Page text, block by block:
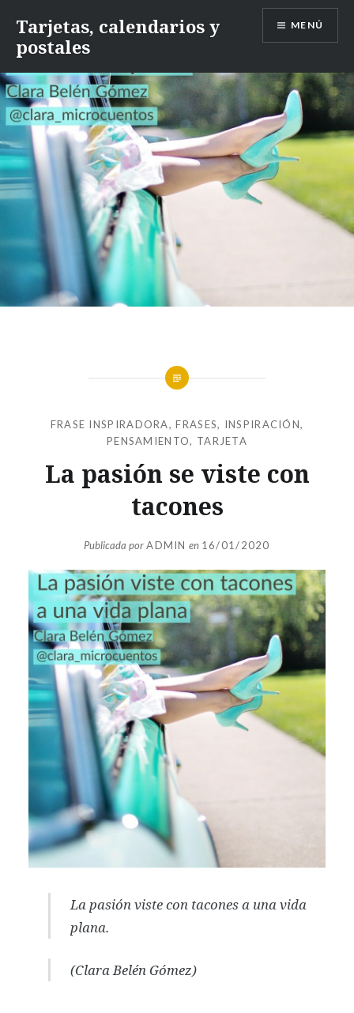
contenido
Tarjetas, calendarios y
postales
MENÚ
FRASE INSPIRADORA,FRASES, INSPIRACIÓN,
PENSAMIENTO, TARJETA
La pasión se viste con
tacones
Publicada porADMIN en 16/01/2020
La pasión viste con tacones a una vida
plana.
(Clara Belén Gómez)